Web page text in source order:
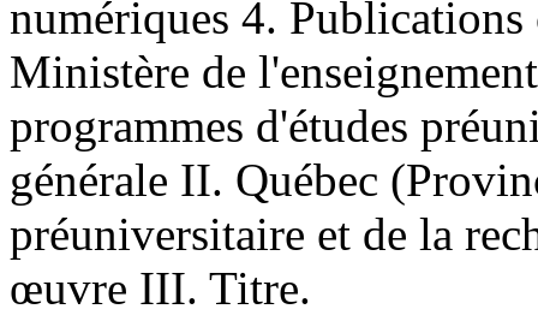
numériques 4.
Ministère de
programmes d'études
générale II. Québec
préuniversitaire et de la
œuvre III. Titre.